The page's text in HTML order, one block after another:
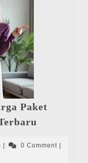
Paket
|
IndiHome0 Comment